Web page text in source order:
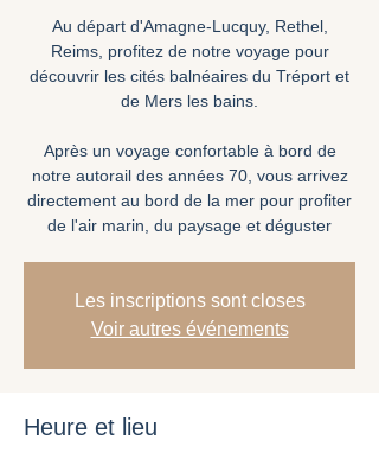
Au départ d'Amagne-Lucquy, Rethel,
Reims, profitez de notre voyage pour
découvrir les cités balnéaires du Tréport et
de Mers les bains.
Après un voyage confortable à bord de
notre autorail des années 70, vous arrivez
directement au bord de la mer pour profiter
de l'air marin, du paysage et déguster
Les inscriptions sont closes
Voir autres événements
Heure et lieu